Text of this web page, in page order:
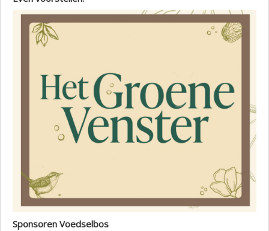
Sponsoren Voedselbos